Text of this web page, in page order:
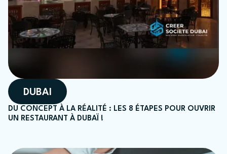
DUBAI
DU CONCEPT À LA RÉALITÉ : LES 8 ÉTAPES POUR OUVRIR
UN RESTAURANT À DUBAÏ !